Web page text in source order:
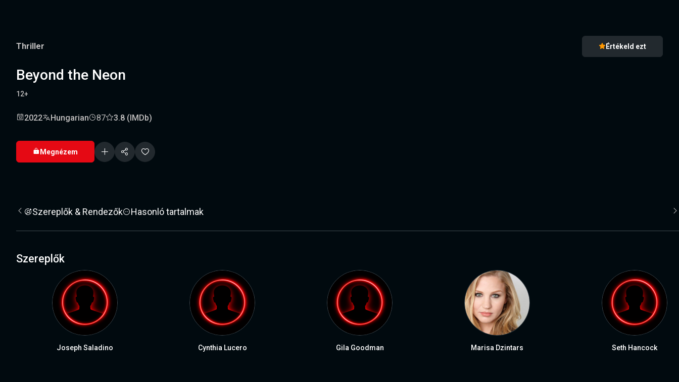
Thriller Értékeld ezt
Beyond the Neon
12+
2022 Hungarian 87 3.8 (IMDb)
Megnézem
Szereplők & Rendezők Hasonló tartalmak
Szereplők
Joseph Saladino Cynthia Lucero Gila Goodman Marisa Dzintars Seth Hancock